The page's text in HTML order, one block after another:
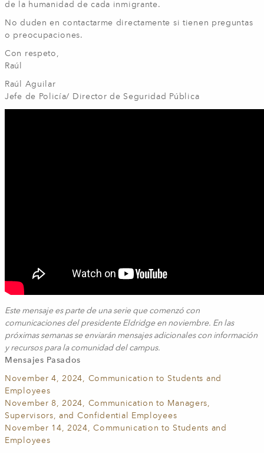
de la humanidad de cada inmigrante.
No duden en contactarme directamente si tienen preguntas
o preocupaciones.
Con respeto,
Raúl
Raúl Aguilar
Jefe de Policía/ Director de Seguridad Pública
Este mensaje es parte de una serie que comenzó con
comunicaciones del presidente Eldridge en noviembre. En las
próximas semanas se enviarán mensajes adicionales con información
y recursos para la comunidad del campus.
Mensajes Pasados
November 4, 2024, Communication to Students and
Employees
November 8, 2024, Communication to Managers,
Supervisors, and Confidential Employees
November 14, 2024, Communication to Students and
Employees